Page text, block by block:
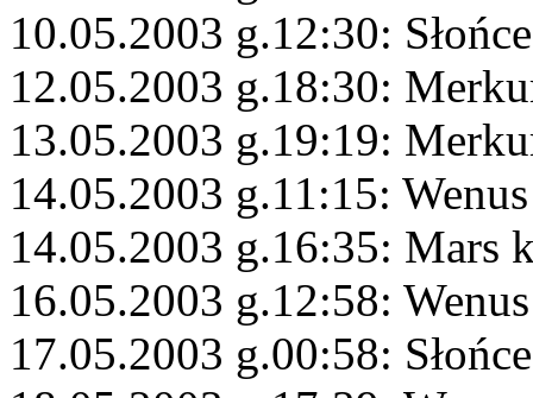
10.05.2003 g.12:30:
12.05.2003 g.18:30:
13.05.2003 g.19:19:
14.05.2003 g.11:15:
14.05.2003 g.16:35: Mars
16.05.2003 g.12:58:
17.05.2003 g.00:58: